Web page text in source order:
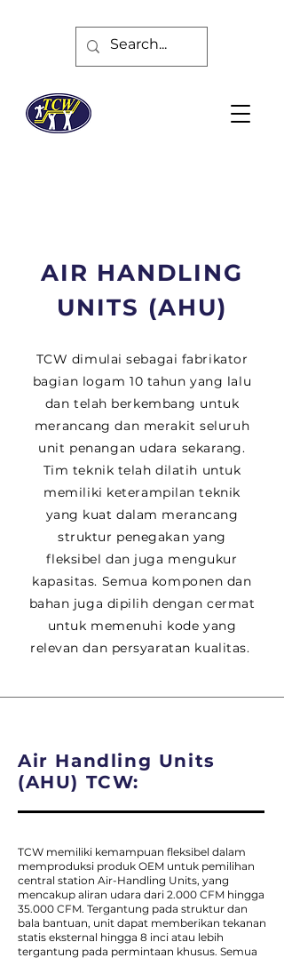
AIR HANDLING
UNITS (AHU)
TCW dimulai sebagai fabrikator
bagian logam 10 tahun yang lalu
dan telah berkembang untuk
merancang dan merakit seluruh
unit penangan udara sekarang.
Tim teknik telah dilatih untuk
memiliki keterampilan teknik
yang kuat dalam merancang
struktur penegakan yang
fleksibel dan juga mengukur
kapasitas. Semua komponen dan
bahan juga dipilih dengan cermat
untuk memenuhi kode yang
relevan dan persyaratan kualitas.
Air Handling Units
(AHU) TCW:
TCW memiliki kemampuan fleksibel dalam
memproduksi produk OEM untuk pemilihan
central station Air-Handling Units, yang
mencakup aliran udara dari 2.000 CFM hingga
35.000 CFM. Tergantung pada struktur dan
bala bantuan, unit dapat memberikan tekanan
statis eksternal hingga 8 inci atau lebih
tergantung pada permintaan khusus. Semua